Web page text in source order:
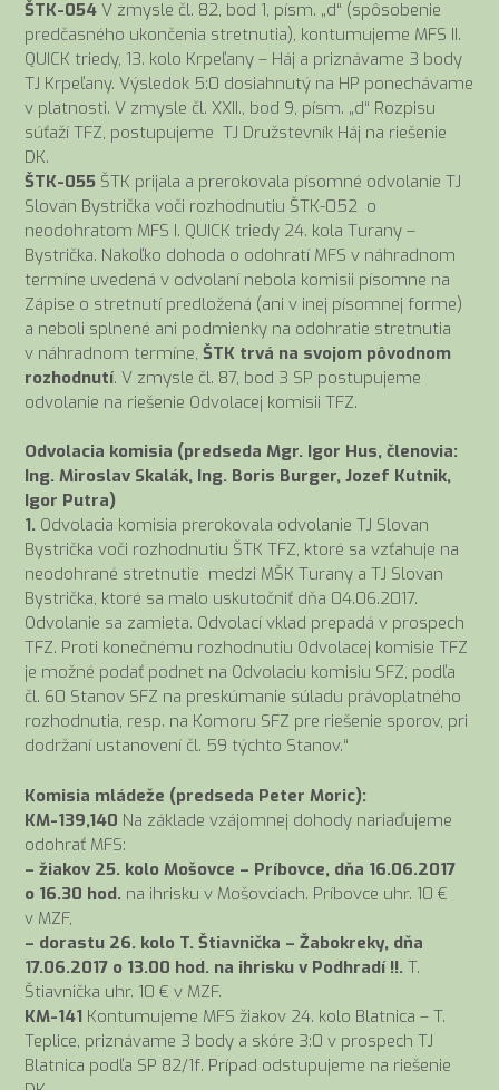
ŠTK-054 V zmysle čl. 82, bod 1, písm. „d“ (spôsobenie
predčasného ukončenia stretnutia), kontumujeme MFS II.
QUICK triedy, 13. kolo Krpeľany – Háj a priznávame 3 body
TJ Krpeľany. Výsledok 5:0 dosiahnutý na HP ponechávame
v platnosti. V zmysle čl. XXII., bod 9, písm. „d“ Rozpisu
súťaží TFZ, postupujeme TJ Družstevník Háj na riešenie
DK.
ŠTK-055 ŠTK prijala a prerokovala písomné odvolanie TJ
Slovan Bystrička voči rozhodnutiu ŠTK-052 o
neodohratom MFS I. QUICK triedy 24. kola Turany –
Bystrička. Nakoľko dohoda o odohratí MFS v náhradnom
termíne uvedená v odvolaní nebola komisii písomne na
Zápise o stretnutí predložená (ani v inej písomnej forme)
a neboli splnené ani podmienky na odohratie stretnutia
v náhradnom termíne, ŠTK trvá na svojom pôvodnom
rozhodnutí. V zmysle čl. 87, bod 3 SP postupujeme
odvolanie na riešenie Odvolacej komisii TFZ.
Odvolacia komisia (predseda Mgr. Igor Hus, členovia:
Ing. Miroslav Skalák, Ing. Boris Burger, Jozef Kutnik,
Igor Putra)
1. Odvolacia komisia prerokovala odvolanie TJ Slovan
Bystrička voči rozhodnutiu ŠTK TFZ, ktoré sa vzťahuje na
neodohrané stretnutie medzi MŠK Turany a TJ Slovan
Bystrička, ktoré sa malo uskutočniť dňa 04.06.2017.
Odvolanie sa zamieta. Odvolací vklad prepadá v prospech
TFZ. Proti konečnému rozhodnutiu Odvolacej komisie TFZ
je možné podať podnet na Odvolaciu komisiu SFZ, podľa
čl. 60 Stanov SFZ na preskúmanie súladu právoplatného
rozhodnutia, resp. na Komoru SFZ pre riešenie sporov, pri
dodržaní ustanovení čl. 59 týchto Stanov.“
Komisia mládeže (predseda Peter Moric):
KM-139,140 Na základe vzájomnej dohody nariaďujeme
odohrať MFS:
– žiakov 25. kolo Mošovce – Príbovce, dňa 16.06.2017
o 16.30 hod. na ihrisku v Mošovciach. Príbovce uhr. 10 €
v MZF,
– dorastu 26. kolo T. Štiavnička – Žabokreky, dňa
17.06.2017 o 13.00 hod. na ihrisku v Podhradí !!. T.
Štiavnička uhr. 10 € v MZF.
KM-141 Kontumujeme MFS žiakov 24. kolo Blatnica – T.
Teplice, priznávame 3 body a skóre 3:0 v prospech TJ
Blatnica podľa SP 82/1f. Prípad odstupujeme na riešenie